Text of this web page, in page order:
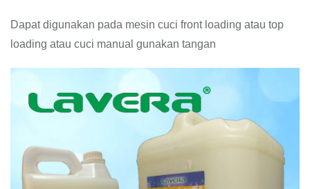
Dapat digunakan pada mesin cuci front loading atau top
loading atau cuci manual gunakan tangan